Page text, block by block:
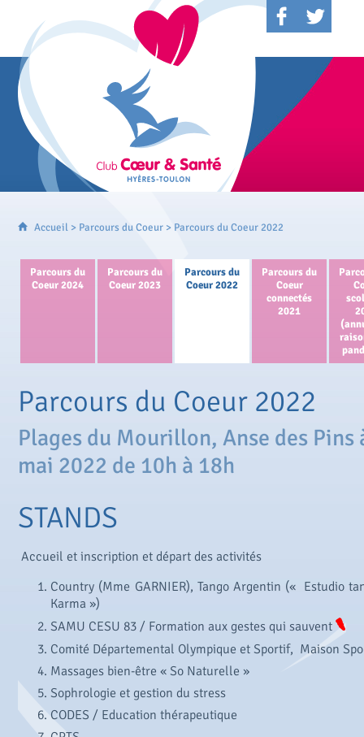
Accueil > Parcours du Coeur > Parcours du Coeur 2022
Parcours du
Coeur 2024
Parcours du
Coeur 2023
Parcours du
Coeur 2022
Parcours du
Coeur
connectés
2021
Parcours du Coeur 2022
Plages du Mourillon, Anse des Pins
mai 2022 de 10h à 18h
STANDS
Accueil et inscription et départ des activités
Country (Mme GARNIER), Tango Argentin (« Estudio
Karma »)
SAMU CESU 83 / Formation aux gestes qui sauvent
Comité Départemental Olympique et Sportif, Maison
Massages bien-être « So Naturelle »
Sophrologie et gestion du stress
CODES / Education thérapeutique